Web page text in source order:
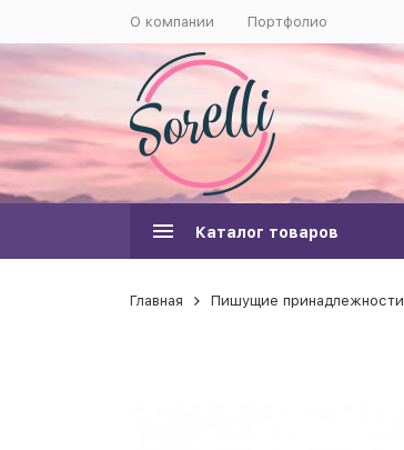
О компании Портфолио
Каталог товаров
Главная Пишущие принадлежности